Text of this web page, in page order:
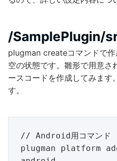
/SamplePlugin/
plugman createコマンドで作
空の状態です。雛形で用意
ースコードを作成してみます
す。
// Android用コマンド
plugman platform